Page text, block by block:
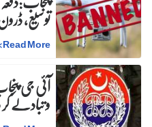
توسیع،
Read More
و تبادلے